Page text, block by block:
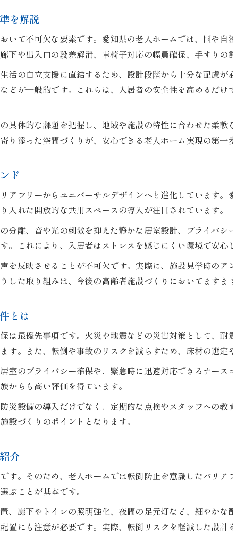
高齢者の自立支援を促す施設バリアフリー化
快適な動線確保と老人ホームのバリアフリー設計
愛知県で選ばれる施設設計の秘訣とは
老人ホーム選びで重視される設計ポイントを解説
入居者ニーズを満たす施設設計の工夫とは
安全性重視で進化する老人ホームの現場
老人ホームの安全性を高めるバリアフリー設計
最新の安全対策を活かした施設設計の実例紹介
転倒リスクを低減するバリアフリー工夫集
高齢者が安心できる現場運営と設計の連携
バリアフリー基準を守る老人ホームの現場改革
高齢者の暮らしに寄り添う設計戦略
生活動線を配慮したバリアフリー設計の要点
高齢者の自立を支える施設設計のヒント
入居者の心に寄り添うバリアフリー空間づくり
バリアフリー施設運営のポイントを徹底解説
老人ホーム運営で重要なバリアフリー対応策
施設設計と運営の連携で実現する快適環境
老人ホームのバリアフリー運営課題と解決策
を解説
いて不可欠な要素です。愛知県の老人ホームでは、国や
下や出入口の段差解消、車椅子対応の幅員確保、手すりの
活の自立支援に直結するため、設計段階から十分な配慮
どが一般的です。これらは、入居者の安全性を高めるだ
具体的な課題を把握し、地域や施設の特性に合わせた柔
り添った空間づくりが、安心できる老人ホーム実現の第一
ド
アフリーからユニバーサルデザインへと進化しています
入れた開放的な共用スペースの導入が注目されています。
分離、音や光の刺激を抑えた静かな居室設計、プライバシ
。これにより、入居者はストレスを感じにくい環境で安心
を反映させることが不可欠です。実際に、施設見学時のア
した取り組みは、今後の高齢者施設づくりにおいてますま
とは
は最優先事項です。火災や地震などの災害対策として、
す。また、転倒や事故のリスクを減らすため、床材の選定
室のプライバシー確保や、緊急時に迅速対応できるナース
からも高い評価を得ています。
災設備の導入だけでなく、定期的な点検やスタッフへの
設づくりのポイントとなります。
介
す。そのため、老人ホームでは転倒防止を意識したバリ
ぶことが基本です。
、廊下やトイレの照明強化、夜間の足元灯など、細やか
置にも注意が必要です。実際、転倒リスクを軽減した設